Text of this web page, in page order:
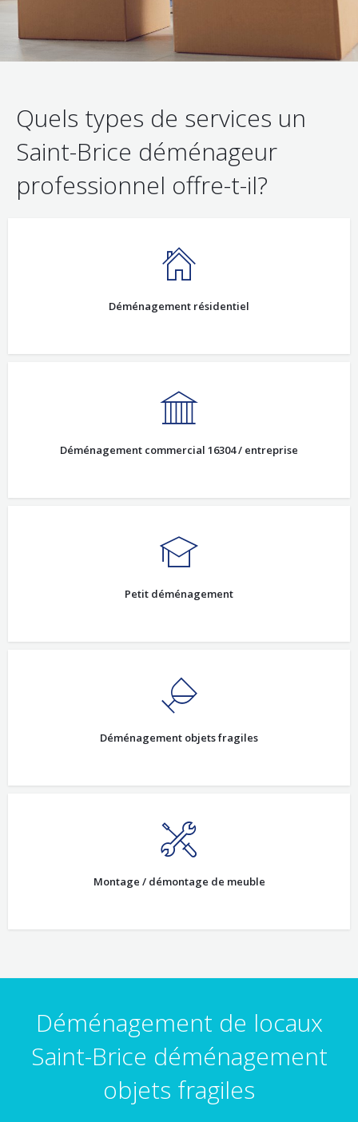
Quels types de services un
Saint-Brice déménageur
professionnel offre-t-il?
Déménagement résidentiel
Déménagement commercial 16304 / entreprise
Petit déménagement
Déménagement objets fragiles
Montage / démontage de meuble
Déménagement de locaux
Saint-Brice déménagement
objets fragiles